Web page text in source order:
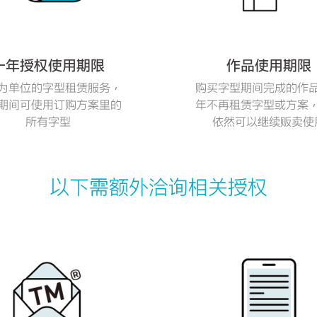
年授权使用期限
单位的字型租赁服务，
间可使用订购方案里的
所有字型
作品使用期限
购买字型期间完成的作
年不再租赁字型或方案
依然可以继续贩卖使
以下需额外洽询相关授权